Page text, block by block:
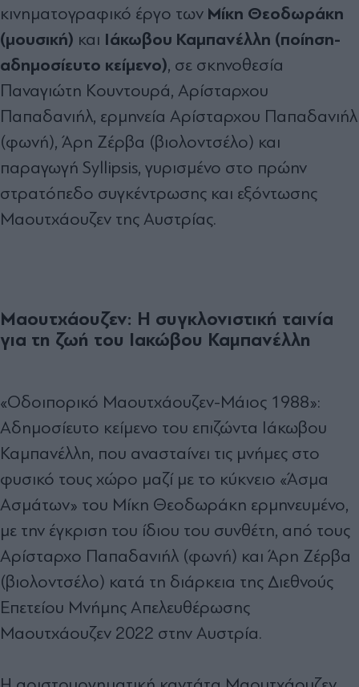
κινηματογραφικό έργο των Μίκη Θεοδωράκη
(μουσική) και Ιάκωβου Καμπανέλλη (ποίηση-
αδημοσίευτο κείμενο), σε σκηνοθεσία
Παναγιώτη Κουντουρά, Αρίσταρχου
Παπαδανιήλ, ερμηνεία Αρίσταρχου Παπαδανιήλ
(φωνή), Άρη Ζέρβα (βιολοντσέλο) και
παραγωγή Syllipsis, γυρισμένο στο πρώην
στρατόπεδο συγκέντρωσης και εξόντωσης
Μαουτχάουζεν της Αυστρίας.
Μαουτχάουζεν: Η συγκλονιστική ταινία
για τη ζωή του Ιακώβου Καμπανέλλη
«Οδοιπορικό Μαουτχάουζεν-Μάιος 1988»:
Αδημοσίευτο κείμενο του επιζώντα Ιάκωβου
Καμπανέλλη, που ανασταίνει τις μνήμες στο
φυσικό τους χώρο μαζί με το κύκνειο «Άσμα
Ασμάτων» του Μίκη Θεοδωράκη ερμηνευμένο,
με την έγκριση του ίδιου του συνθέτη, από τους
Αρίσταρχο Παπαδανιήλ (φωνή) και Άρη Ζέρβα
(βιολοντσέλο) κατά τη διάρκεια της Διεθνούς
Επετείου Μνήμης Απελευθέρωσης
Μαουτχάουζεν 2022 στην Αυστρία.